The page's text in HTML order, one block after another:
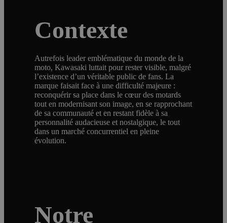
Contexte
Autrefois leader emblématique du monde de la
moto, Kawasaki luttait pour rester visible, malgré
l’existence d’un véritable public de fans. La
marque faisait face à une difficulté majeure :
reconquérir sa place dans le cœur des motards
tout en modernisant son image, en se rapprochant
de sa communauté et en restant fidèle à sa
personnalité audacieuse et nostalgique, le tout
dans un marché concurrentiel en pleine
évolution.
Notre